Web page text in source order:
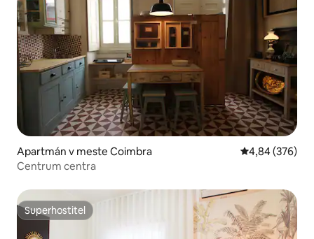
Apartmán v meste Coimbra Priemerné
4,84 (376)
Centrum centra
Superhostiteľ
Superhostiteľ